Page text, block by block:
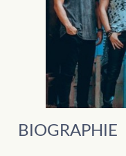
BIOGRAPHIE